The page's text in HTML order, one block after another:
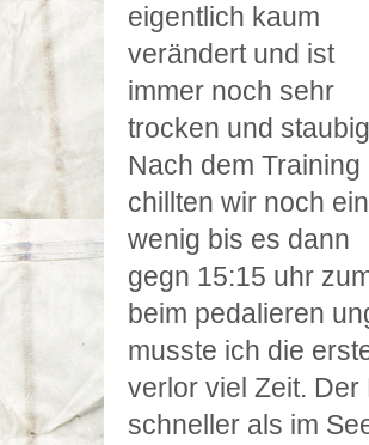
eigentlich kaum
verändert und ist
immer noch sehr
trocken und
Nach dem Training
chillten wir noch ein
wenig bis es dann
gegn 15:15 uhr
beim pedalieren
musste ich die
verlor viel Zeit.
schneller als im